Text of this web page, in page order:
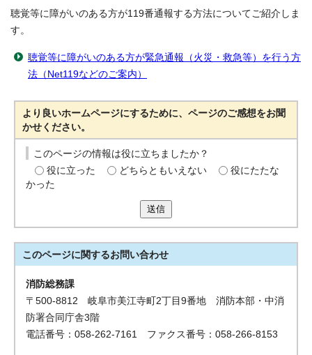
聴覚等に障がいのある方が119番通報する方法についてご紹介しま
す。
聴覚等に障がいのある方が緊急通報（火災・救急等）を行う方
法（Net119などのご案内）
より良いホームページにするために、ページのご感想をお聞
かせください。
このページの情報は役に立ちましたか？
役に立った
どちらともいえない
役にたたな
かった
送信
このページに関するお問い合わせ
消防総務課
〒500-8812 岐阜市美江寺町2丁目9番地 消防本部・中消
防署合同庁舎3階
電話番号：058-262-7161 ファクス番号：058-266-8153